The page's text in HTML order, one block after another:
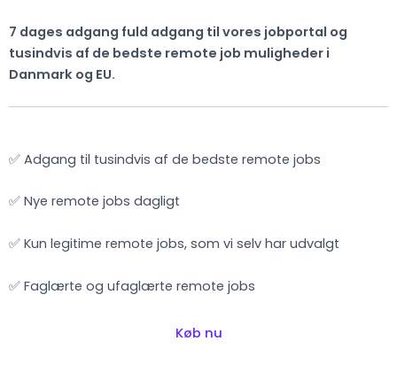
7 dages adgang fuld adgang til vores jobportal og
tusindvis af de bedste remote job muligheder i
Danmark og EU.
✅ Adgang til tusindvis af de bedste remote jobs
✅ Nye remote jobs dagligt
✅ Kun legitime remote jobs, som vi selv har udvalgt
✅ Faglærte og ufaglærte remote jobs
Køb nu